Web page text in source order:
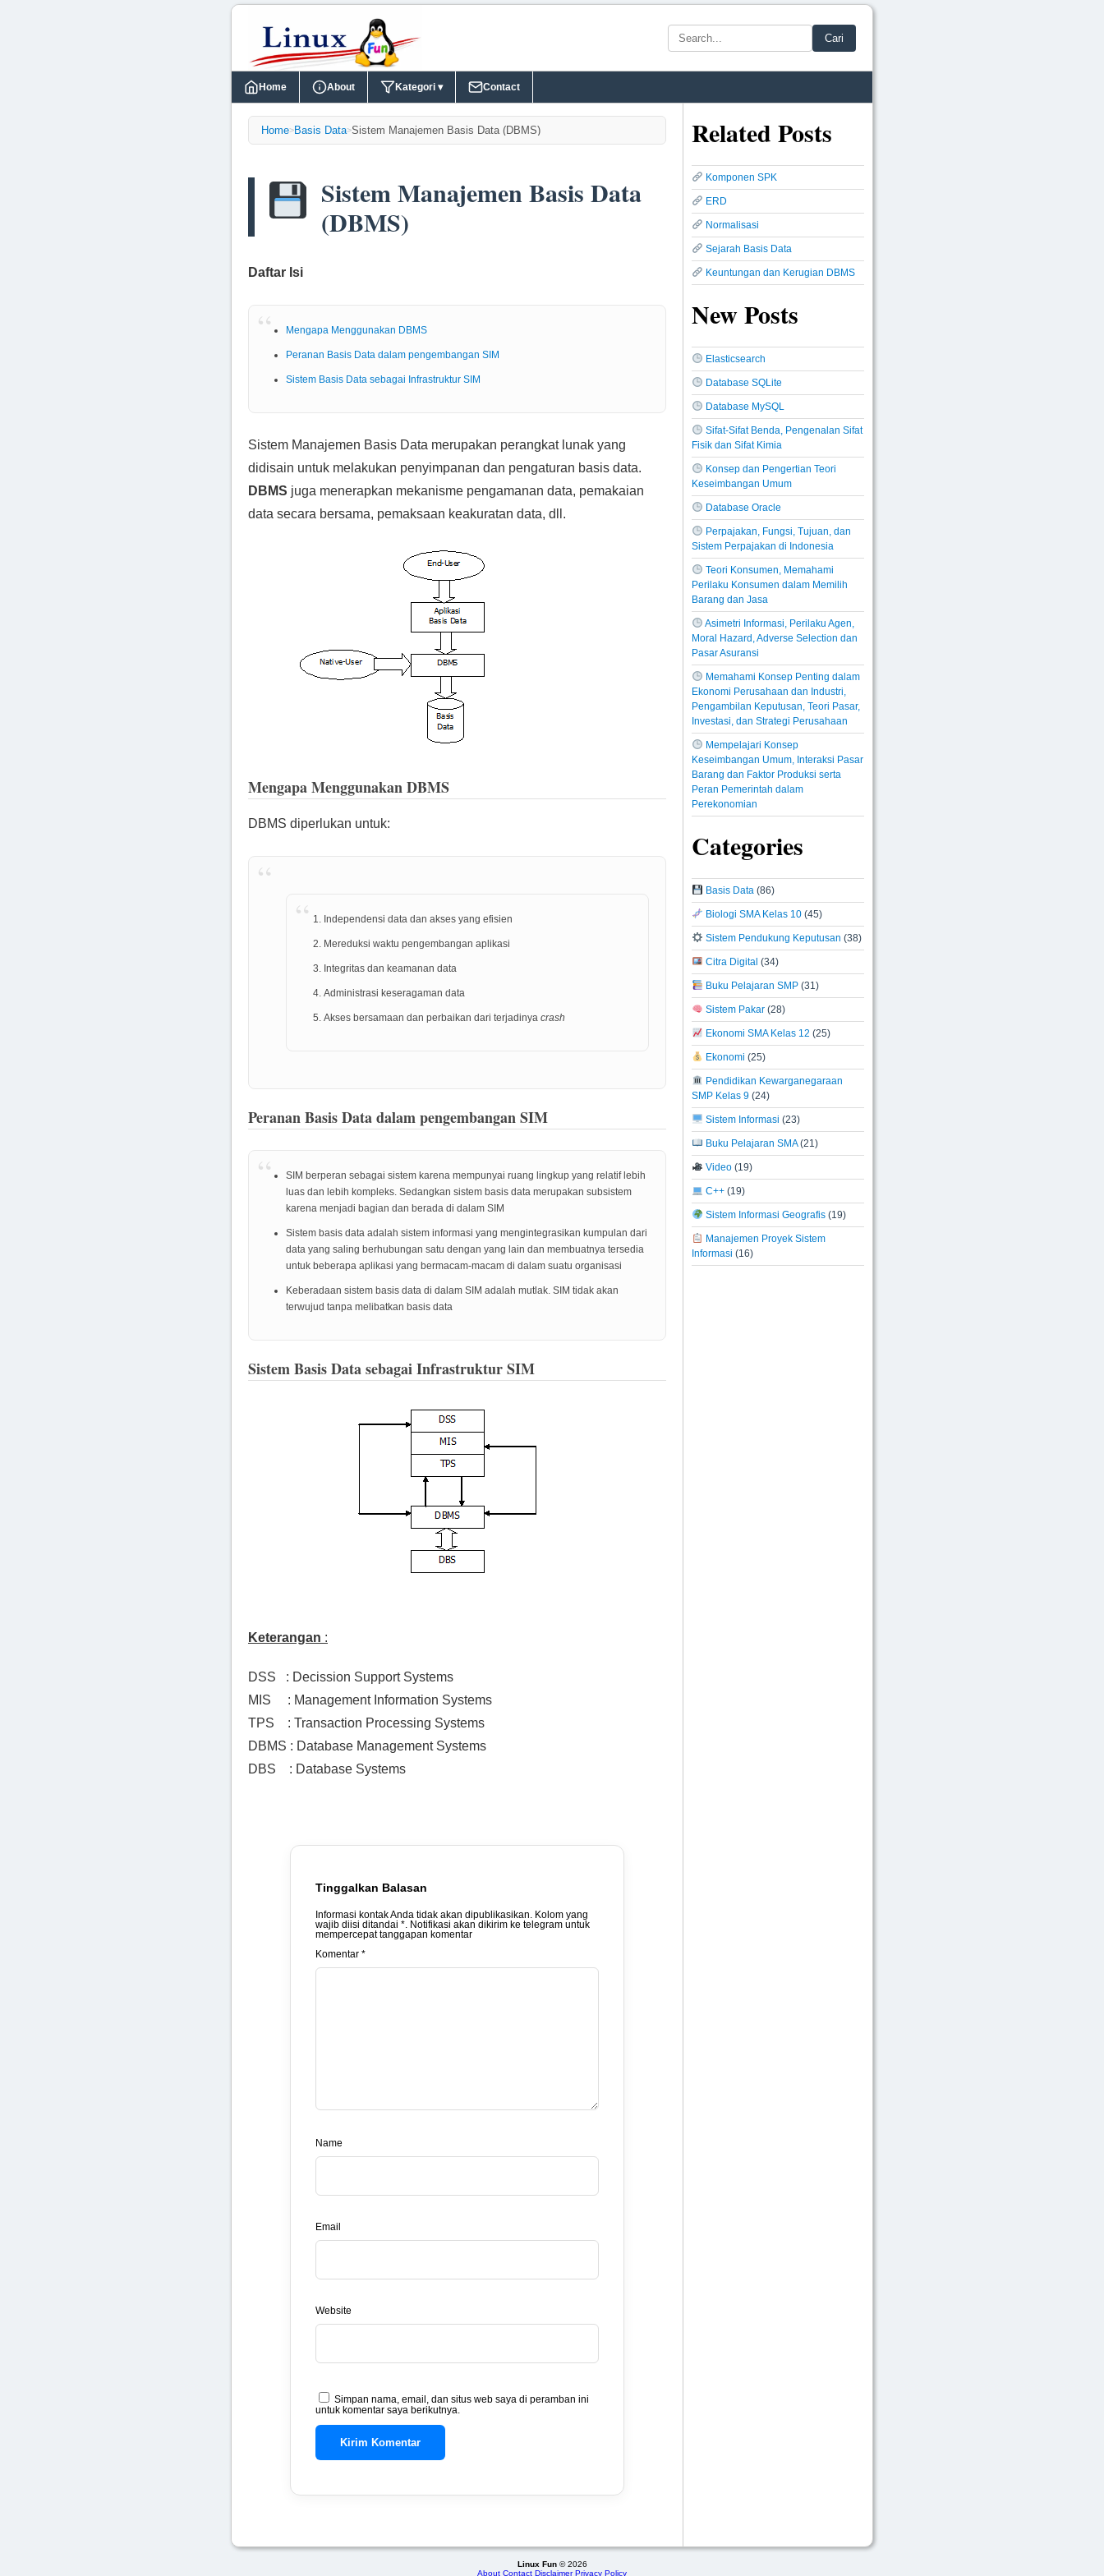
Cari
Home About Kategori ▾ Contact
Home>Basis Data>Sistem Manajemen Basis Data (DBMS)
Sistem Manajemen Basis Data
(DBMS)
Daftar Isi
Mengapa Menggunakan DBMS
Peranan Basis Data dalam pengembangan SIM
Sistem Basis Data sebagai Infrastruktur SIM
Sistem Manajemen Basis Data merupakan perangkat lunak yang
didisain untuk melakukan penyimpanan dan pengaturan basis data.
DBMS juga menerapkan mekanisme pengamanan data, pemakaian
data secara bersama, pemaksaan keakuratan data, dll.
Mengapa Menggunakan DBMS
DBMS diperlukan untuk:
Independensi data dan akses yang efisien
Mereduksi waktu pengembangan aplikasi
Integritas dan keamanan data
Administrasi keseragaman data
Akses bersamaan dan perbaikan dari terjadinya crash
Peranan Basis Data dalam pengembangan SIM
SIM berperan sebagai sistem karena mempunyai ruang lingkup yang relatif lebih
luas dan lebih kompleks. Sedangkan sistem basis data merupakan subsistem
karena menjadi bagian dan berada di dalam SIM
Sistem basis data adalah sistem informasi yang mengintegrasikan kumpulan dari
data yang saling berhubungan satu dengan yang lain dan membuatnya tersedia
untuk beberapa aplikasi yang bermacam-macam di dalam suatu organisasi
Keberadaan sistem basis data di dalam SIM adalah mutlak. SIM tidak akan
terwujud tanpa melibatkan basis data
Sistem Basis Data sebagai Infrastruktur SIM
Keterangan :
DSS : Decission Support Systems
MIS : Management Information Systems
TPS : Transaction Processing Systems
DBMS : Database Management Systems
DBS : Database Systems
Tinggalkan Balasan
Informasi kontak Anda tidak akan dipublikasikan. Kolom yang
wajib diisi ditandai *. Notifikasi akan dikirim ke telegram untuk
mempercepat tanggapan komentar
Komentar *
Name
Email
Website
Simpan nama, email, dan situs web saya di peramban ini
untuk komentar saya berikutnya.
Related Posts
Komponen SPK
ERD
Normalisasi
Sejarah Basis Data
Keuntungan dan Kerugian DBMS
New Posts
Elasticsearch
Database SQLite
Database MySQL
Sifat-Sifat Benda, Pengenalan Sifat
Fisik dan Sifat Kimia
Konsep dan Pengertian Teori
Keseimbangan Umum
Database Oracle
Perpajakan, Fungsi, Tujuan, dan
Sistem Perpajakan di Indonesia
Teori Konsumen, Memahami
Perilaku Konsumen dalam Memilih
Barang dan Jasa
Asimetri Informasi, Perilaku Agen,
Moral Hazard, Adverse Selection dan
Pasar Asuransi
Memahami Konsep Penting dalam
Ekonomi Perusahaan dan Industri,
Pengambilan Keputusan, Teori Pasar,
Investasi, dan Strategi Perusahaan
Mempelajari Konsep
Keseimbangan Umum, Interaksi Pasar
Barang dan Faktor Produksi serta
Peran Pemerintah dalam
Perekonomian
Categories
Basis Data (86)
Biologi SMA Kelas 10(45)
Sistem Pendukung Keputusan (38)
Citra Digital (34)
Buku Pelajaran SMP(31)
Sistem Pakar(28)
Ekonomi SMA Kelas 12 (25)
Ekonomi (25)
Pendidikan Kewarganegaraan
SMP Kelas 9 (24)
Sistem Informasi (23)
Buku Pelajaran SMA(21)
Video(19)
C++(19)
Sistem Informasi Geografis(19)
Manajemen Proyek Sistem
Informasi (16)
Linux Fun© 2026
About Contact Disclaimer Privacy Policy